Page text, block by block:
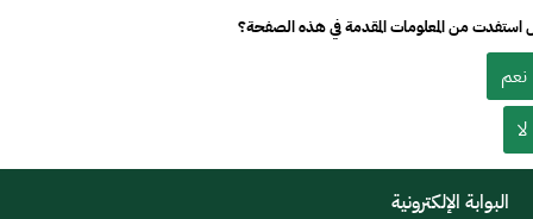
استفدت من المعلومات المقدمة في هذه الصفحة؟
نعم
لا
البوابة الإلكترونية